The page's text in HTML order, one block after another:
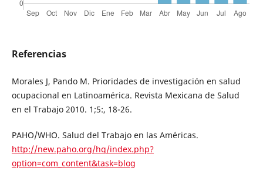
Referencias
Morales J, Pando M. Prioridades de investigación en salud
ocupacional en Latinoamérica. Revista Mexicana de Salud
en el Trabajo 2010. 1;5:, 18-26.
PAHO/WHO. Salud del Trabajo en las Américas.
http://new.paho.org/hq/index.php?
option=com_content&task=blog